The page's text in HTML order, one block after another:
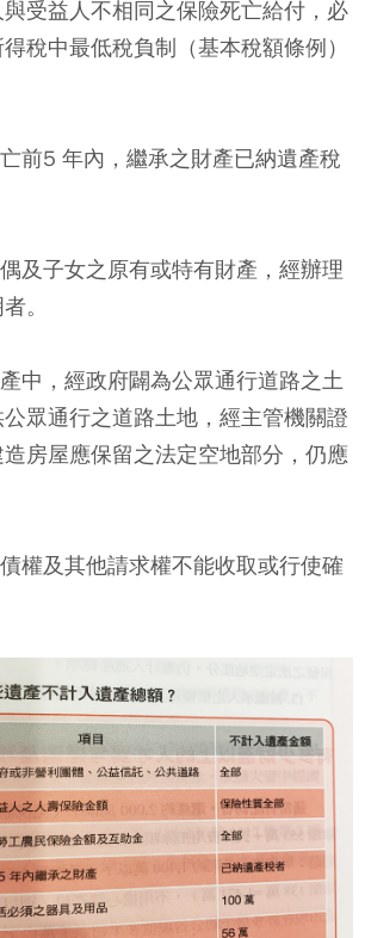
受益人不相同之保險死亡給付，必
稅中最低稅負制（基本稅額條例）
前5 年內，繼承之財產已納遺產稅
及子女之原有或特有財產，經辦理
。
中，經政府闢為公眾通行道路之土
眾通行之道路土地，經主管機關證
房屋應保留之法定空地部分，仍應
權及其他請求權不能收取或行使確